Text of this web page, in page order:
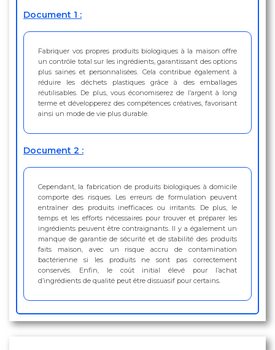
Document 1 :
Fabriquer vos propres produits biologiques à la maison offre
un contrôle total sur les ingrédients, garantissant des options
plus saines et personnalisées. Cela contribue également à
réduire les déchets plastiques grâce à des emballages
réutilisables. De plus, vous économiserez de l’argent à long
terme et développerez des compétences créatives, favorisant
ainsi un mode de vie plus durable.
Document 2 :
Cependant, la fabrication de produits biologiques à domicile
comporte des risques. Les erreurs de formulation peuvent
entraîner des produits inefficaces ou irritants. De plus, le
temps et les efforts nécessaires pour trouver et préparer les
ingrédients peuvent être contraignants. Il y a également un
manque de garantie de sécurité et de stabilité des produits
faits maison, avec un risque accru de contamination
bactérienne si les produits ne sont pas correctement
conservés. Enfin, le coût initial élevé pour l’achat
d’ingrédients de qualité peut être dissuasif pour certains.